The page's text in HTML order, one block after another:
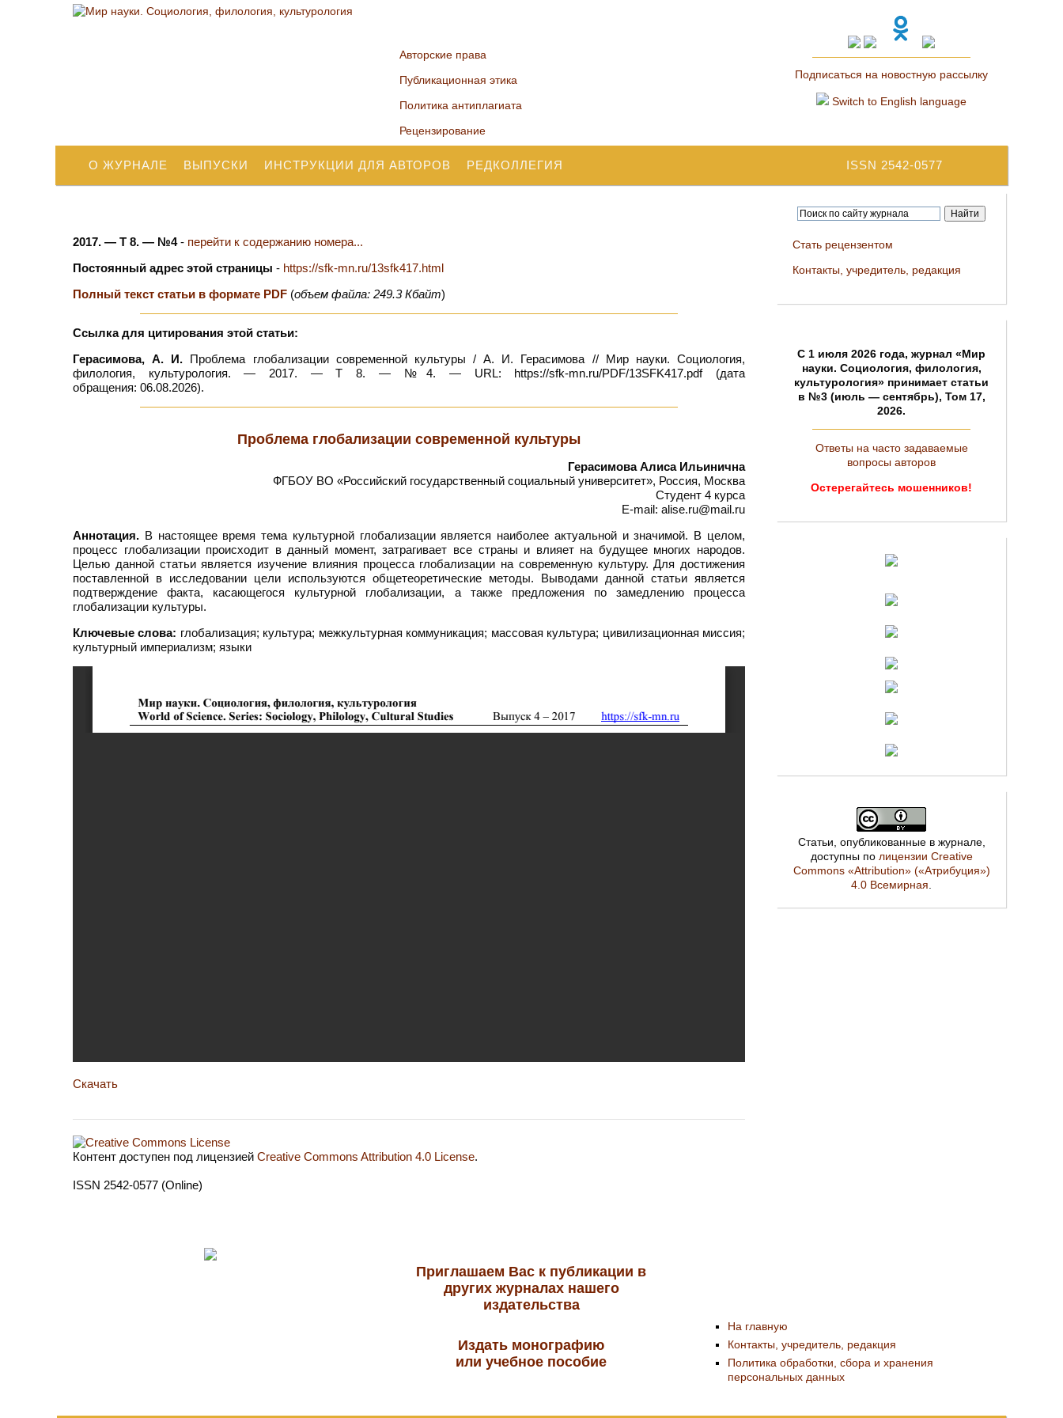
Авторские права
Публикационная этика
Политика антиплагиата
Рецензирование
Подписаться на новостную рассылку
Switch to English language
ISSN 2542-0577
О ЖУРНАЛЕ ВЫПУСКИ ИНСТРУКЦИИ ДЛЯ АВТОРОВ РЕДКОЛЛЕГИЯ
2017. — Т 8. — №4- перейти к содержанию номера...
Постоянный адрес этой страницы - https://sfk-mn.ru/13sfk417.html
Полный текст статьи в формате PDF (объем файла: 249.3 Кбайт)
Ссылка для цитирования этой статьи:
Герасимова, А. И. Проблема глобализации современной культуры / А. И. Герасимова // Мир науки. Социология,
филология, культурология. — 2017. — Т 8. — №4. — URL: https://sfk-mn.ru/PDF/13SFK417.pdf (дата
обращения: 06.08.2026).
Проблема глобализации современной культуры
Герасимова Алиса Ильинична
ФГБОУ ВО «Российский государственный социальный университет», Россия, Москва
Студент 4 курса
E-mail: alise.ru@mail.ru
Аннотация. В настоящее время тема культурной глобализации является наиболее актуальной и значимой. В целом,
процесс глобализации происходит в данный момент, затрагивает все страны и влияет на будущее многих народов.
Целью данной статьи является изучение влияния процесса глобализации на современную культуру. Для достижения
поставленной в исследовании цели используются общетеоретические методы. Выводами данной статьи является
подтверждение факта, касающегося культурной глобализации, а также предложения по замедлению процесса
глобализации культуры.
Ключевые слова: глобализация; культура; межкультурная коммуникация; массовая культура; цивилизационная миссия;
культурный империализм; языки
Скачать
Контент доступен под лицензией Creative Commons Attribution 4.0 License.
ISSN 2542-0577 (Online)
Стать рецензентом
Контакты, учредитель, редакция
C 1 июля 2026 года, журнал «Мир
науки. Социология, филология,
культурология» принимает статьи
в №3 (июль — сентябрь), Том 17,
2026.
Ответы на часто задаваемые
вопросы авторов
Остерегайтесь мошенников!
Статьи, опубликованные в журнале,
доступны по лицензии Creative
Commons «Attribution» («Атрибуция»)
4.0 Всемирная
Приглашаем Вас к публикации в
других журналах нашего
издательства
Издать монографию
или учебное пособие
На главную
Контакты, учредитель, редакция
Политика обработки, сбора и хранения
персональных данных